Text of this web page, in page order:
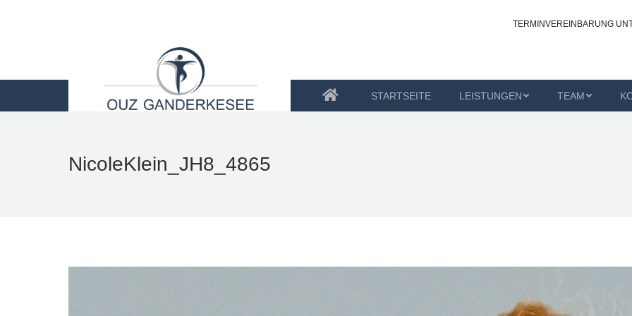
TERMINVEREINBARUNG
STARTSEITE LEISTUNGEN TEAM
NicoleKlein_JH8_4865